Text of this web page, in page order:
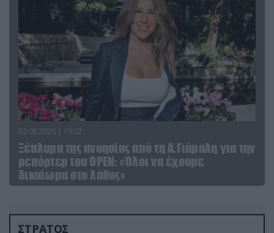
03.08.2026 | 19:02
Ξέπλυμα της ανοησίας από τη Α.Γιάμαλη για την
ρεπόρτερ του ΟΡΕΝ: «Όλοι να έχουμε
δικαίωμα στο λάθος»
ΣΤΡΑΤΟΣ